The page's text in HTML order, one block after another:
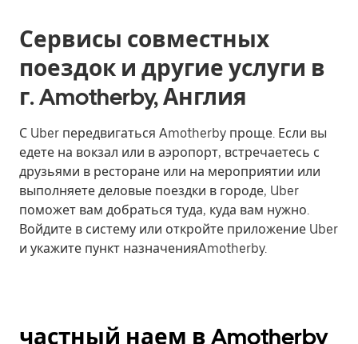
Сервисы совместных
поездок и другие услуги в
г. Amotherby, Англия
С Uber передвигаться Amotherby проще. Если вы
едете на вокзал или в аэропорт, встречаетесь с
друзьями в ресторане или на мероприятии или
выполняете деловые поездки в городе, Uber
поможет вам добраться туда, куда вам нужно.
Войдите в систему или откройте приложение Uber
и укажите пункт назначенияAmotherby.
частный наем в Amotherby